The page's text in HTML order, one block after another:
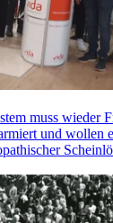
muss wieder
und wollen